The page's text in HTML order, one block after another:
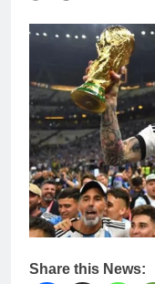
Share this News: